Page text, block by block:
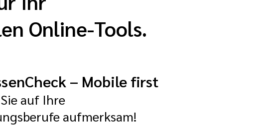
Online-Tools.
– Mobile first
auf Ihre
aufmerksam!